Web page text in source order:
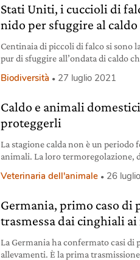
Stati Uniti, i cuccioli di
nido per sfuggire al caldo
Centinaia di piccoli di falco si sono
pur di sfuggire all’ondata di caldo
Biodiversità 27 luglio 2021
Caldo e animali
proteggerli
La stagione calda non è un periodo
animali. La loro termoregolazione,
Veterinaria dell'animale 26
Germania, primo caso di
trasmessa dai cinghiali
La Germania ha confermato casi di
allevamenti. È la prima